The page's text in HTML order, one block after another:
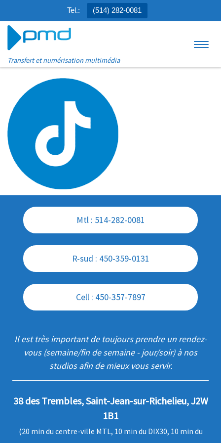
Tel.: (514) 282-0081
Transfert et numérisation multimédia
Mtl : 514-282-0081
R-sud : 450-359-0131
Cell : 450-357-7897
Il est très important de toujours prendre un rendez-
vous (semaine/fin de semaine - jour/soir) à nos
studios afin de mieux vous servir.
38 des Trembles, Saint-Jean-sur-Richelieu, J2W
1B1
(20 min du centre-ville MTL, 10 min du DIX30, 10 min du